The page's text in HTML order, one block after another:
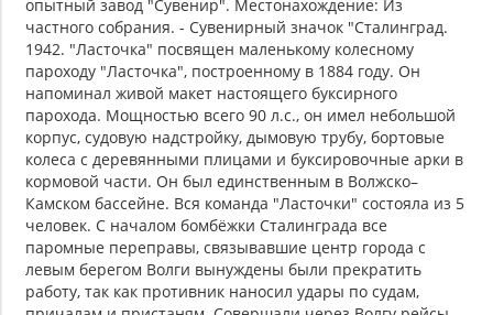
опытный завод "Сувенир". Местонахождение: Из
частного собрания. - Cувенирный значок "Сталинград.
1942. "Ласточка" посвящен маленькому колесному
пароходу "Ласточка", построенному в 1884 году. Он
напоминал живой макет настоящего буксирного
парохода. Мощностью всего 90 л.с., он имел небольшой
корпус, судовую надстройку, дымовую трубу, бортовые
колеса с деревянными плицами и буксировочные арки в
кормовой части. Он был единственным в Волжско–
Камском бассейне. Вся команда "Ласточки" состояла из 5
человек. С началом бомбёжки Сталинграда все
паромные переправы, связывавшие центр города с
левым берегом Волги вынуждены были прекратить
работу, так как противник наносил удары по судам,